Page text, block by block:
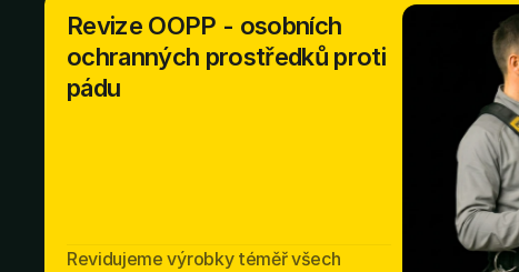
Revize OOPP - osobních
ochranných prostředků proti
pádu
Revidujeme výrobky téměř všech